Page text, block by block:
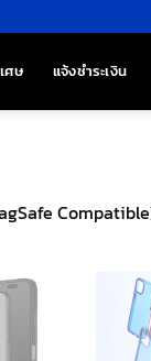
ศษ แจ้งชำระเงิน